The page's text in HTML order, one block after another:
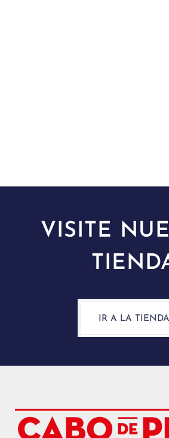
VISITE
IR A LA TIENDA